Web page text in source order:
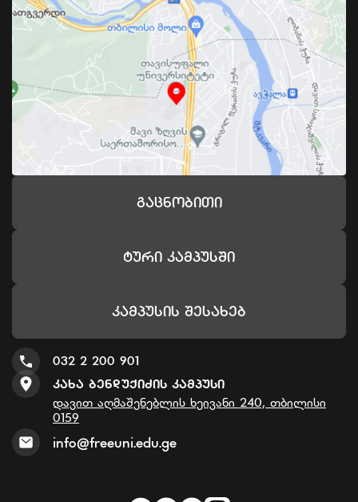
Გაცნობითი
Ტური Კამპუსში
Კამპუსის Შესახებ
032 2 200 901
Კახა Ბენდუქიძის Კამპუსი
დავით აღმაშენებლის ხეივანი 240, თბილისი
0159
info@freeuni.edu.ge